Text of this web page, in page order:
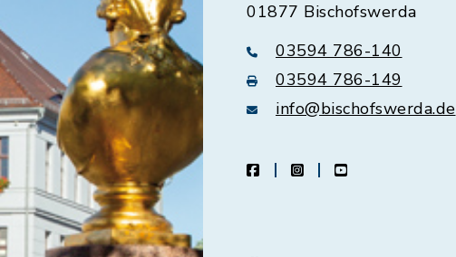
01877 Bischofswerda
03594 786-140
03594 786-149
info@bischofswerda.de
facebookinstagramyoutube